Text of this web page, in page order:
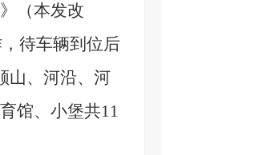
（本发改
待车辆到位后
山、河沿、河
馆、小堡共11